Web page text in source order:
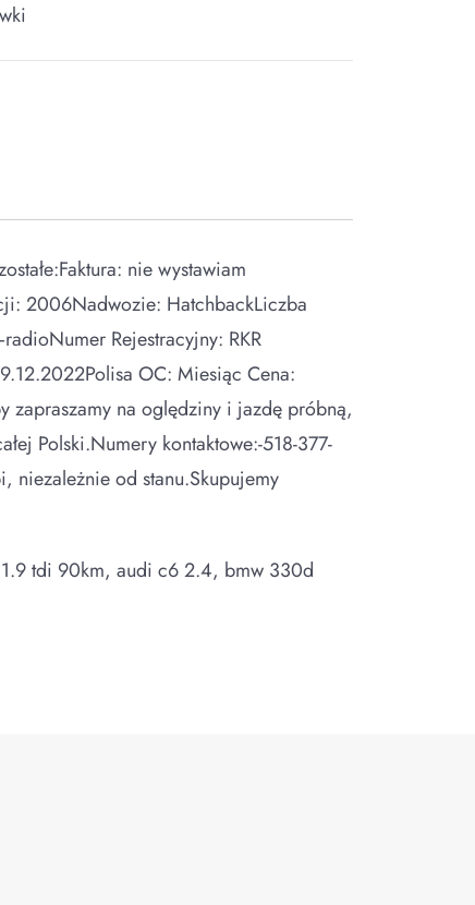
nie wystawiam
2006Nadwozie: HatchbackLiczba
Rejestracyjny: RKR
OC: Miesiąc Cena:
zapraszamy na oględziny i jazdę próbną,
Polski.Numery kontaktowe:-518-377-
niezależnie od stanu.Skupujemy
tdi 90km, audi c6 2.4, bmw 330d